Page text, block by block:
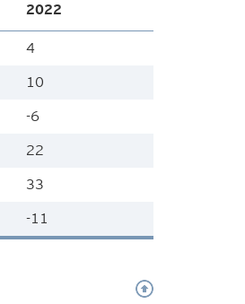
2022
4
10
-6
22
33
-11